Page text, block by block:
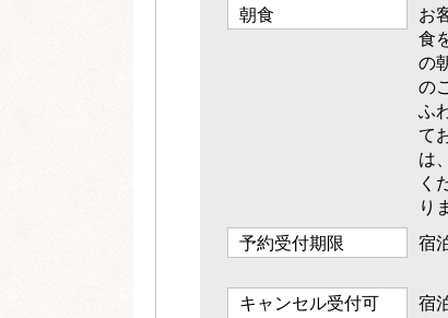
朝食
お
食
の
の
ふ
て
は
く
り
予約受付期限 宿
キャンセル受付可
宿